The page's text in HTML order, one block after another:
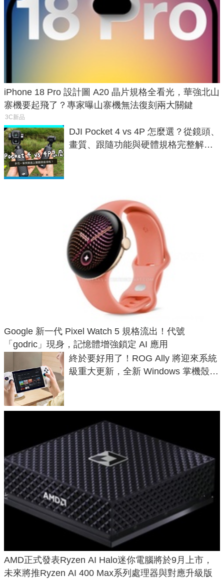
iPhone 18 Pro 設計圖 A20 晶片規格全看光，華強北山
寨機要起飛了？專家曝山寨機無法復刻兩大關鍵
3C新品
DJI Pocket 4 vs 4P 怎麼選？從鏡頭、
畫質、跟隨功能與硬體規格完整解
Google 新一代 Pixel Watch 5 規格流出！代號
「godric」現身，記憶體增強鎖定 AI 應用
終於要好用了！ROG Ally 將迎來系統
級重大更新，全新 Windows 掌機殼模
AMD正式發表Ryzen AI Halo迷你電腦將於9月上市，
未來將推Ryzen AI 400 Max系列處理器與對應升級版